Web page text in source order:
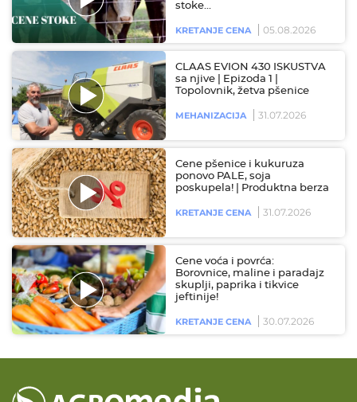
stoke…
KRETANJE CENA 05.08.2026
CLAAS EVION 430 ISKUSTVA
sa njive | Epizoda 1 |
Topolovnik, žetva pšenice
MEHANIZACIJA 31.07.2026
Cene pšenice i kukuruza
ponovo PALE, soja
poskupela! | Produktna berza
KRETANJE CENA 31.07.2026
Cene voća i povrća:
Borovnice, maline i paradajz
skuplji, paprika i tikvice
jeftinije!
KRETANJE CENA 30.07.2026